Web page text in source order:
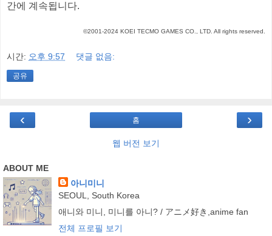
간에 계속됩니다.
©2001-2024 KOEI TECMO GAMES CO., LTD. All rights reserved.
시간: 오후 9:57 댓글 없음:
공유
‹ ›
홈
웹 버전 보기
ABOUT ME
아니미니
SEOUL, South Korea
애니와 미니, 미니를 아니? / アニメ好き,anime fan
전체 프로필 보기